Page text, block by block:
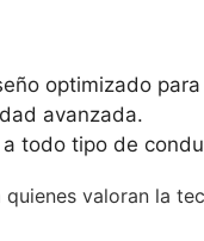
optimizado
avanzada.
todo tipo de
valoran la